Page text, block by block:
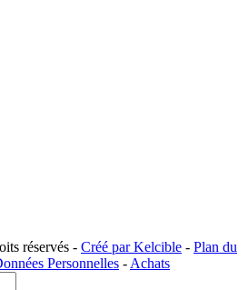
réservés - Créé par Kelcible - Plan du
Personnelles - Achats